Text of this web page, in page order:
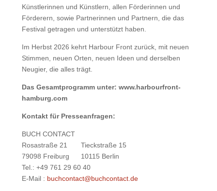
Künstlerinnen und Künstlern, allen Förderinnen und
Förderern, sowie Partnerinnen und Partnern, die das
Festival getragen und unterstützt haben.
Im Herbst 2026 kehrt Harbour Front zurück, mit neuen
Stimmen, neuen Orten, neuen Ideen und derselben
Neugier, die alles trägt.
Das Gesamtprogramm unter: www.harbourfront-
hamburg.com
Kontakt für Presseanfragen:
BUCH CONTACT
Rosastraße 21 Tieckstraße 15
79098 Freiburg 10115 Berlin
Tel.: +49 761 29 60 40
E-Mail : buchcontact@buchcontact.de